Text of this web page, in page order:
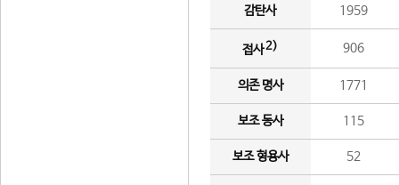
감탄사 1959
접사2) 906
의존 명사 1771
보조 동사 115
보조 형용사 52